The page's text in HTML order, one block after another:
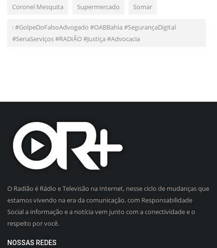
Coronel Mesquita Supermercado Somar
: #GolpeDoFalsoAdvogado #OABBahia #SegurançaDigital
#SenaServiços #RADIÃO #Justiça #Advocacia
O Radião é Rádio e Televisão na Internet, nesse ciclo de mudanças que
estamos vivendo na era da comunicação, com Responsabilidade
Social a informação e a notícia vem junto com a conectividade e o
respeito por você.
NOSSAS REDES